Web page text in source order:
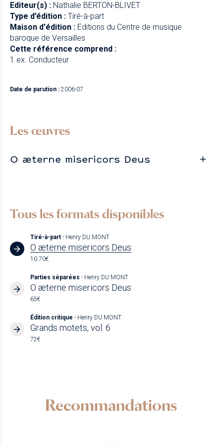
Editeur(s) : Nathalie BERTON-BLIVET
Type d’édition : Tiré-à-part
Maison d'édition : Editions du Centre de musique
baroque de Versailles
Cette référence comprend :
1 ex. Conducteur
Date de parution : 2006-07
Les œuvres
O æterne misericors Deus
Tous les formats disponibles
Tiré-à-part - Henry DU MONT
O æterne misericors Deus
10.70€
Parties séparées - Henry DU MONT
O æterne misericors Deus
65€
Édition critique - Henry DU MONT
Grands motets, vol. 6
72€
Recommandations